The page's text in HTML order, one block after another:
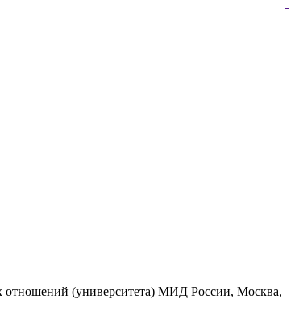
отношений (университета) МИД России, Москва,